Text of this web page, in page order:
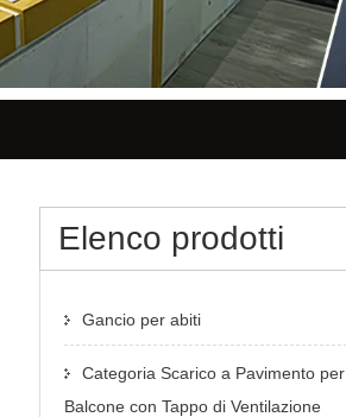
Elenco prodotti
Gancio per abiti
Categoria Scarico a Pavimento per
Balcone con Tappo di Ventilazione